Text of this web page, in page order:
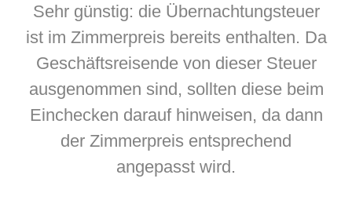
Sehr günstig: die Übernachtungsteuer
ist im Zimmerpreis bereits enthalten. Da
Geschäftsreisende von dieser Steuer
ausgenommen sind, sollten diese beim
Einchecken darauf hinweisen, da dann
der Zimmerpreis entsprechend
angepasst wird.